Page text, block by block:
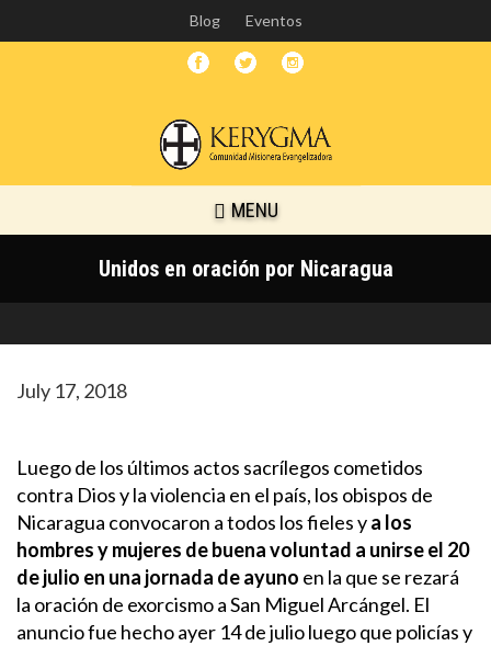
Skip
to
main
Blog Eventos
MENU
Unidos en oración por Nicaragua
July 17, 2018
Luego de los últimos actos sacrílegos cometidos
contra Dios y la violencia en el país, los obispos de
Nicaragua convocaron a todos los fieles ya los
hombres y mujeres de buena voluntad a unirse el 20
de julio en una jornada de ayuno en la que se rezará
la oración de exorcismo a San Miguel Arcángel. El
anuncio fue hecho ayer 14 de julio luego que policías y